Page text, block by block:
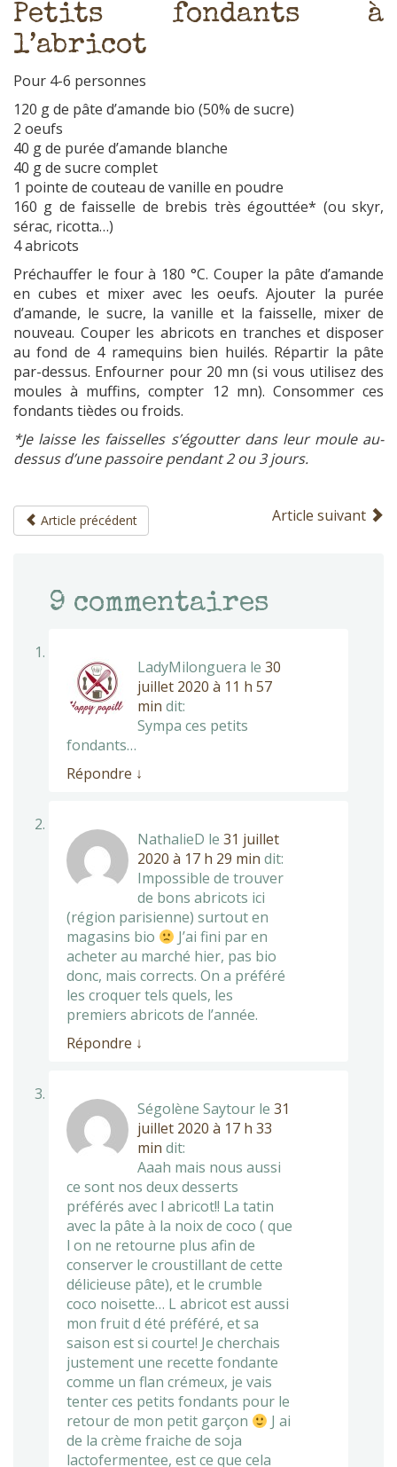
Petits fondants à
l’abricot
Pour 4-6 personnes
120 g de pâte d’amande bio (50% de sucre)
2 oeufs
40 g de purée d’amande blanche
40 g de sucre complet
1 pointe de couteau de vanille en poudre
160 g de faisselle de brebis très égouttée* (ou skyr,
sérac, ricotta…)
4 abricots
Préchauffer le four à 180 °C. Couper la pâte d’amande
en cubes et mixer avec les oeufs. Ajouter la purée
d’amande, le sucre, la vanille et la faisselle, mixer de
nouveau. Couper les abricots en tranches et disposer
au fond de 4 ramequins bien huilés. Répartir la pâte
par-dessus. Enfourner pour 20 mn (si vous utilisez des
moules à muffins, compter 12 mn). Consommer ces
fondants tièdes ou froids.
*Je laisse les faisselles s’égoutter dans leur moule au-
dessus d’une passoire pendant 2 ou 3 jours.
Article précédent Article suivant
9 commentaires
LadyMilonguera le 30
juillet 2020 à 11 h 57
min dit:
Sympa ces petits
fondants…
Répondre ↓
NathalieD le 31 juillet
2020 à 17 h 29 min dit:
Impossible de trouver
de bons abricots ici
(région parisienne) surtout en
magasins bio
J’ai fini par en
acheter au marché hier, pas bio
donc, mais corrects. On a préféré
les croquer tels quels, les
premiers abricots de l’année.
Répondre ↓
Ségolène Saytour le 31
juillet 2020 à 17 h 33
min dit:
Aaah mais nous aussi
ce sont nos deux desserts
préférés avec l abricot!! La tatin
avec la pâte à la noix de coco ( que
l on ne retourne plus afin de
conserver le croustillant de cette
délicieuse pâte), et le crumble
coco noisette… L abricot est aussi
mon fruit d été préféré, et sa
saison est si courte! Je cherchais
justement une recette fondante
comme un flan crémeux, je vais
tenter ces petits fondants pour le
retour de mon petit garçon
J ai
de la crème fraiche de soja
lactofermentee, est ce que cela